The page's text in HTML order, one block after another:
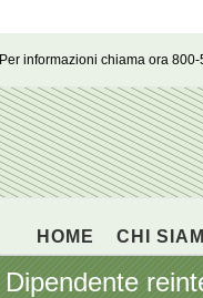
Per informazioni chiama ora
HOME CHI
Dipendente